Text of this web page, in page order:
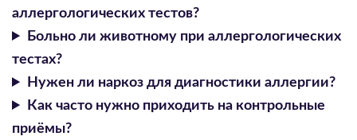
аллергологических тестов?
Больно ли животному при аллергологических
тестах?
Нужен ли наркоз для диагностики аллергии?
Как часто нужно приходить на контрольные
приёмы?